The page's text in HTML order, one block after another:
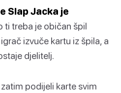
Slap Jacka je
ti treba je običan špil
izvuče kartu iz špila, a
djelitelj.
podijeli karte svim